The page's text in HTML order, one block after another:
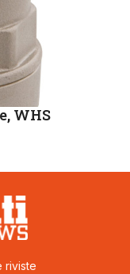
WHS
riviste